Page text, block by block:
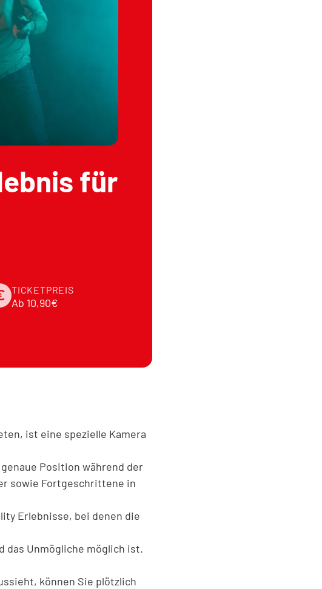
für
TICKETPREIS
Ab 10,90€
ist eine spezielle Kamera
Position während der
sowie Fortgeschrittene in
Erlebnisse, bei denen die
das Unmögliche möglich ist.
können Sie plötzlich